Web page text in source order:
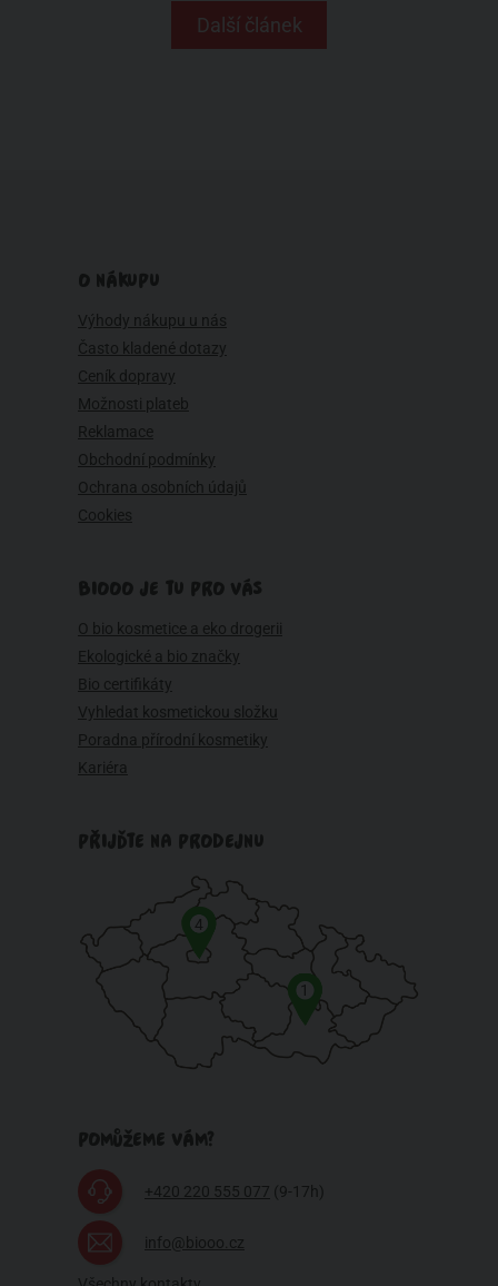
Další článek
O NÁKUPU
Výhody nákupu u nás
Často kladené dotazy
Ceník dopravy
Možnosti plateb
Reklamace
Obchodní podmínky
Ochrana osobních údajů
Cookies
BIOOO JE TU PRO VÁS
O bio kosmetice a eko drogerii
Ekologické a bio značky
Bio certifikáty
Vyhledat kosmetickou složku
Poradna přírodní kosmetiky
Kariéra
PŘIJĎTE NA PRODEJNU
1
4
POMŮŽEME VÁM?
+420 220 555 077 (9-17h)
info@biooo.cz